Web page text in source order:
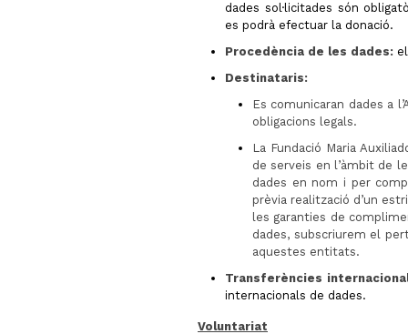
dades sol·licitades són
es podrà efectuar la donació.
Procedència de les dades:
Destinataris:
Es comunicaran dades a
obligacions legals.
La Fundació Maria
de serveis en l’àmbit de
dades en nom i per
prèvia realització d’un
les garanties de
dades, subscriurem el
aquestes entitats.
Transferències
internacionals de dades.
Voluntariat